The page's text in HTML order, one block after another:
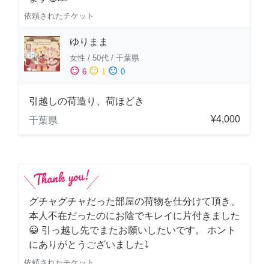
依頼されたチケット
ゆりまま
女性 / 50代 / 千葉県
sentiment_satisfied 6 sentiment_neutral 1 sentiment_dissatisfied 0
引越しの荷造り、荷ほどき
千葉県
¥4,000
グチャグチャだった部屋の荷物を仕分けて頂き、
本人不在だったのにお陰でキレイに片付きました
😀 引っ越し先でまたお願いしたいです。 ホント
にありがとうございました⤵